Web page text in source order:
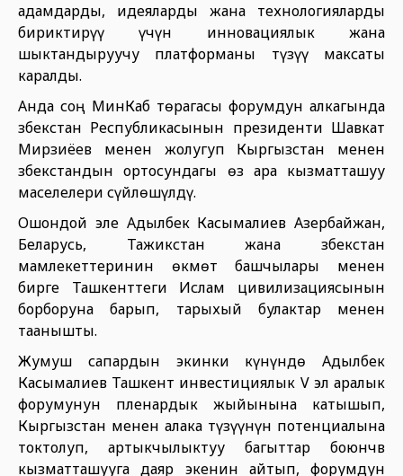
адамдарды, идеяларды жана технологияларды
бириктирүү үчүн инновациялык жана
шыктандыруучу платформаны түзүү максаты
каралды.
Анда соң МинКаб төрагасы форумдун алкагында
Өзбекстан Республикасынын президенти Шавкат
Мирзиёев менен жолугуп Кыргызстан менен
Өзбекстандын ортосундагы өз ара кызматташуу
маселелери сүйлөшүлдү.
Ошондой эле Адылбек Касымалиев Азербайжан,
Беларусь, Тажикстан жана Өзбекстан
мамлекеттеринин өкмөт башчылары менен
бирге Ташкенттеги Ислам цивилизациясынын
борборуна барып, тарыхый булактар менен
таанышты.
Жумуш сапардын экинки күнүндө Адылбек
Касымалиев Ташкент инвестициялык V эл аралык
форумунун пленардык жыйынына катышып,
Кыргызстан менен алака түзүүнүн потенциалына
токтолуп, артыкчылыктуу багыттар боюнчв
кызматташууга даяр экенин айтып, форумдун